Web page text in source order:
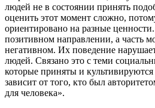
людей не в состоянии принять
оценить этот момент сложно,
ориентировано на разные
позитивном направлении, а часть
негативном. Их поведение
людей. Связано это с теми
которые приняты и
зависит от того, кто был
для человека».